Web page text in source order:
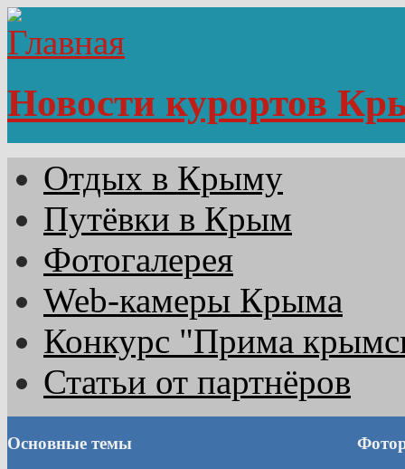
Новости курортов
Отдых в Крыму
Путёвки в Крым
Фотогалерея
Web-камеры Крыма
Конкурс "Прима
Статьи от партнёров
Основные темы